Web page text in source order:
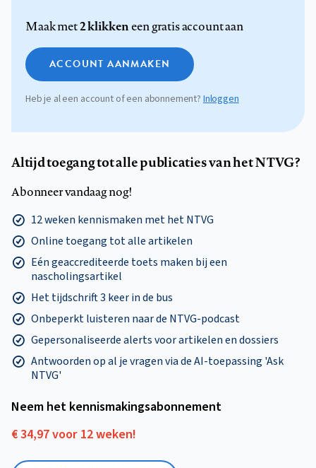
Maak met2 klikkeneen gratis account aan
ACCOUNT AANMAKEN
Heb je al een account of een abonnement? Inloggen
Altijd toegang tot alle publicaties van het NTVG?
Abonneer vandaag nog!
12 weken kennismaken met het NTVG
Online toegang tot alle artikelen
Eén geaccrediteerde toets maken bij een
nascholingsartikel
Het tijdschrift 3 keer in de bus
Onbeperkt luisteren naar de NTVG-podcast
Gepersonaliseerde alerts voor artikelen en dossiers
Antwoorden op al je vragen via de AI-toepassing 'Ask
NTVG'
Neem het kennismakings­abonnement
€ 34,97 voor 12 weken!